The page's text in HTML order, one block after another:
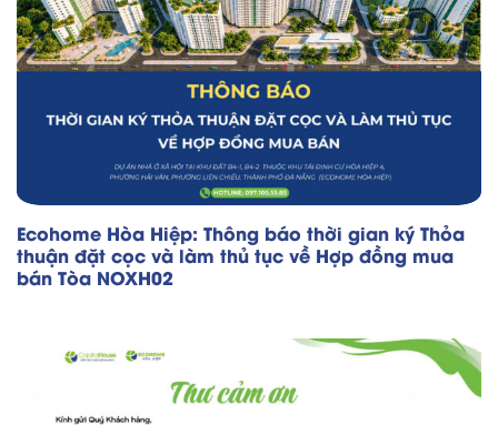
Ecohome Hòa Hiệp: Thông báo thời gian ký Thỏa
thuận đặt cọc và làm thủ tục về Hợp đồng mua
bán Tòa NOXH02